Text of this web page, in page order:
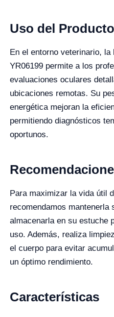
Uso del
En el entorno veterinario, la
YR06199 permite a los
evaluaciones oculares
ubicaciones remotas. Su
energética mejoran la
permitiendo diagnósticos
oportunos.
Para maximizar la vida útil
recomendamos mantenerla
almacenarla en su estuche
uso. Además, realiza
el cuerpo para evitar
un óptimo rendimiento.
Características